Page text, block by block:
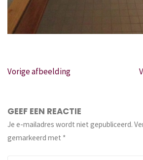
Vorige afbeelding
GEEF EEN REACTIE
Je e-mailadres wordt niet gepubliceerd.
gemarkeerd met *